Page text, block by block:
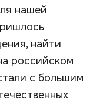
нашей
найти
российском
с большим